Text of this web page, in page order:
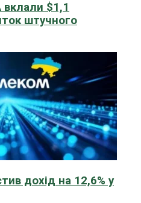
$1,1
штучного
дохід на 12,6% у